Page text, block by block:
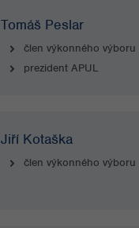
Tomáš Peslar
člen výkonného výboru
prezident APUL
Jiří Kotaška
člen výkonného výboru